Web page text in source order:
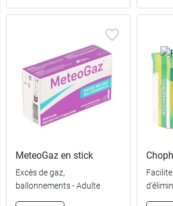
MeteoGaz en stick
Excès de gaz,
ballonnements - Adulte